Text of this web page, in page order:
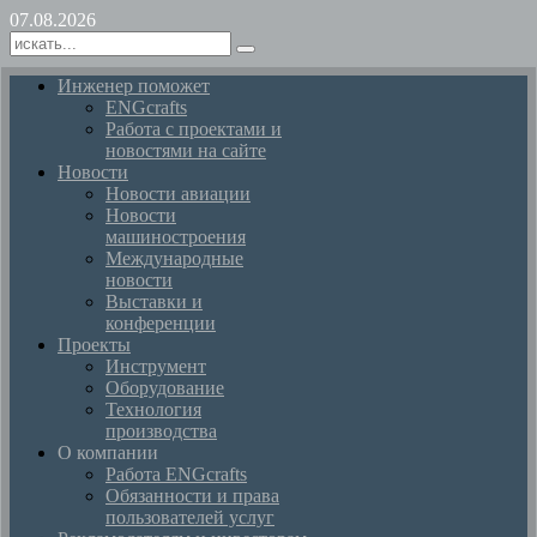
07.08.2026
Инженер поможет
ENGcrafts
Работа с проектами и
новостями на сайте
Новости
Новости авиации
Новости
машиностроения
Международные
новости
Выставки и
конференции
Проекты
Инструмент
Оборудование
Технология
производства
О компании
Работа ENGcrafts
Обязанности и права
пользователей услуг